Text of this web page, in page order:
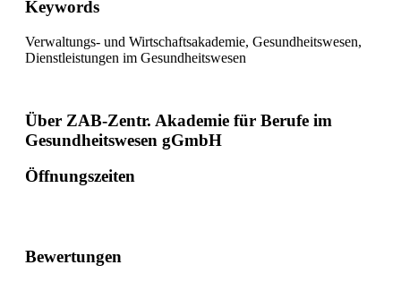
Keywords
Verwaltungs- und Wirtschaftsakademie, Gesundheitswesen,
Dienstleistungen im Gesundheitswesen
Über ZAB-Zentr. Akademie für Berufe im
Gesundheitswesen gGmbH
Öffnungszeiten
Bewertungen